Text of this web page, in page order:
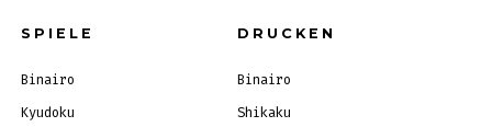
SPIELE
Binairo
Kyudoku
DRUCKEN
Binairo
Shikaku